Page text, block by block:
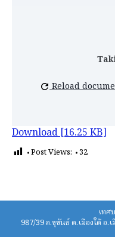
Reload
Download [16.25 KB]
Post Views: 32
เทศ
987/39 ถ.ขุขันธ์ ต.เมืองใต้ อ.